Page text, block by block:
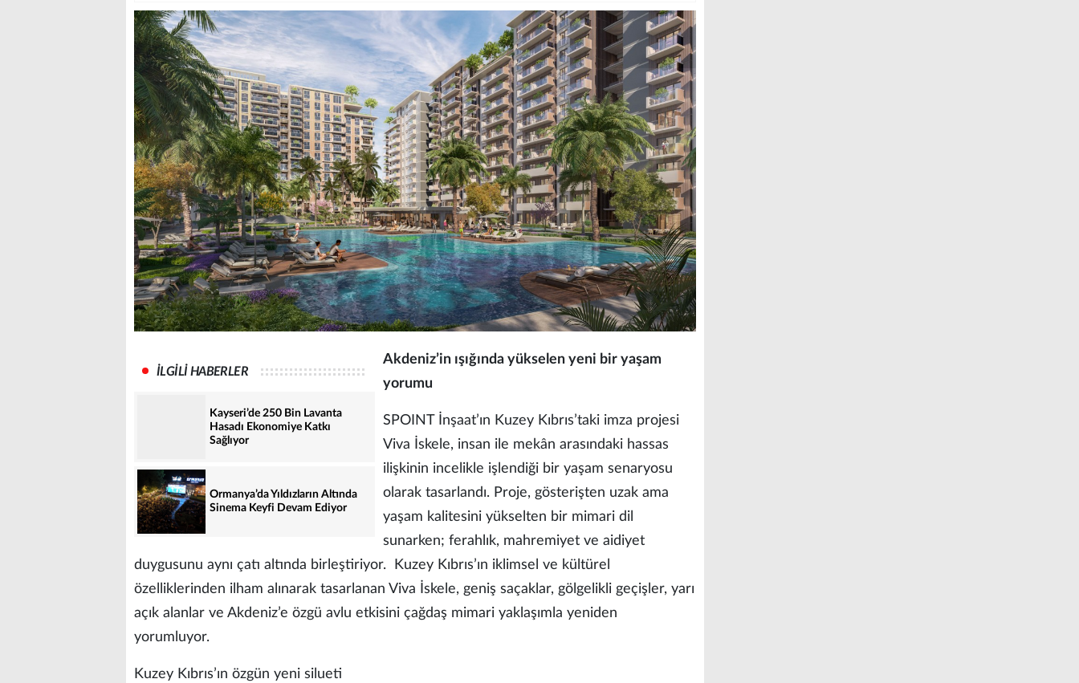
İLGİLİ HABERLER
Kayseri’de 250 Bin Lavanta
Hasadı Ekonomiye Katkı
Sağlıyor
Ormanya’da Yıldızların Altında
Sinema Keyfi Devam Ediyor
Akdeniz’in ışığında yükselen yeni bir yaşam
yorumu
SPOINT İnşaat’ın Kuzey Kıbrıs’taki imza projesi
Viva İskele, insan ile mekân arasındaki hassas
ilişkinin incelikle işlendiği bir yaşam senaryosu
olarak tasarlandı. Proje, gösterişten uzak ama
yaşam kalitesini yükselten bir mimari dil
sunarken; ferahlık, mahremiyet ve aidiyet
duygusunu aynı çatı altında birleştiriyor. Kuzey Kıbrıs’ın iklimsel ve kültürel
özelliklerinden ilham alınarak tasarlanan Viva İskele, geniş saçaklar, gölgelikli geçişler, yarı
açık alanlar ve Akdeniz’e özgü avlu etkisini çağdaş mimari yaklaşımla yeniden
yorumluyor.
Kuzey Kıbrıs’ın özgün yeni silueti